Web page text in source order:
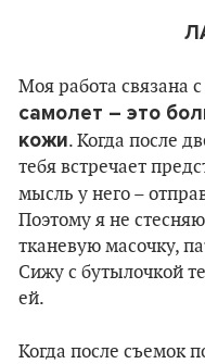
Моя работа связана
самолет – это
кожи. Когда после
тебя встречает
мысль у него –
Поэтому я не
тканевую масочку,
Сижу с бутылочкой
ей.
Когда после съемок